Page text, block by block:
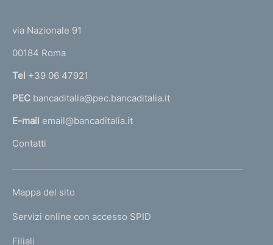
r
n
a
l
'
m
e
via Nazionale 91
00184 Roma
Tel +39 06 47921
PEC bancaditalia@pec.bancaditalia.it
E-mail email@bancaditalia.it
Contatti
L
N
K
Mappa del sito
Servizi online con accesso SPID
Filiali